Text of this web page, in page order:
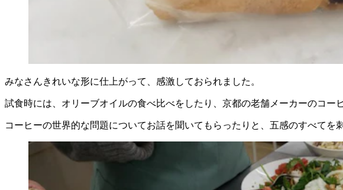
みなさんきれいな形に仕上がって、感激しておられました。
試食時には、オリーブオイルの食べ比べをしたり、京都の老舗メーカーのコー
コーヒーの世界的な問題についてお話を聞いてもらったりと、五感のすべてを